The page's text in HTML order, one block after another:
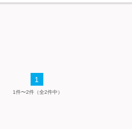
1
1件〜2件（全2件中）